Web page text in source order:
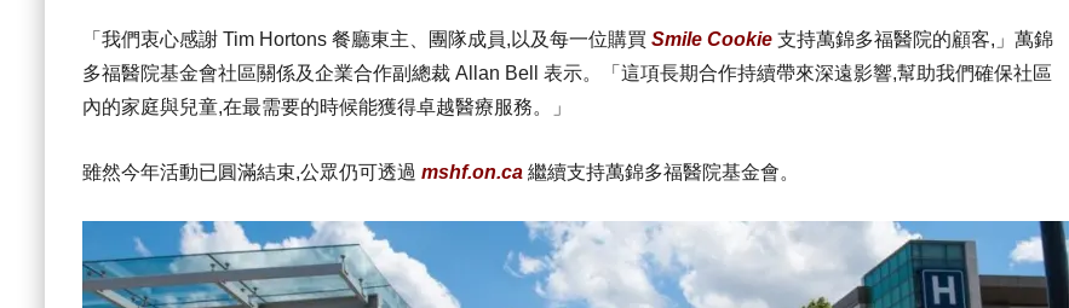
「我們衷心感謝 Tim Hortons 餐廳東主、團隊成員,以及每一位購買 Smile Cookie 支持萬錦多福醫院的顧客,」萬錦
多福醫院基金會社區關係及企業合作副總裁 Allan Bell 表示。「這項長期合作持續帶來深遠影響,幫助我們確保社區
內的家庭與兒童,在最需要的時候能獲得卓越醫療服務。」
雖然今年活動已圓滿結束,公眾仍可透過 mshf.on.ca 繼續支持萬錦多福醫院基金會。